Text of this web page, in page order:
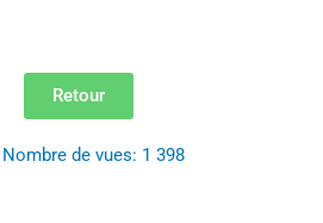
Retour
Nombre de vues: 1 398